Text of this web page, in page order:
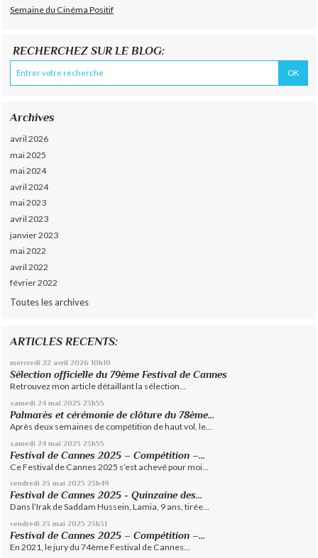
Semaine du Cinéma Positif
RECHERCHEZ SUR LE BLOG:
Archives
avril 2026
mai 2025
mai 2024
avril 2024
mai 2023
avril 2023
janvier 2023
mai 2022
avril 2022
février 2022
Toutes les archives
ARTICLES RECENTS:
mercredi 22 avril 2026 10h10
Sélection officielle du 79ème Festival de Cannes
Retrouvez mon article détaillant la sélection...
samedi 24 mai 2025 23h55
Palmarès et cérémonie de clôture du 78ème...
Après deux semaines de compétition de haut vol, le...
samedi 24 mai 2025 23h55
Festival de Cannes 2025 – Compétition –...
Ce Festival de Cannes 2025 s’est achevé pour moi...
vendredi 23 mai 2025 23h49
Festival de Cannes 2025 - Quinzaine des...
Dans l’Irak de Saddam Hussein, Lamia, 9 ans, tirée...
vendredi 23 mai 2025 23h31
Festival de Cannes 2025 – Compétition –...
En 2021, le jury du 74ème Festival de Cannes...